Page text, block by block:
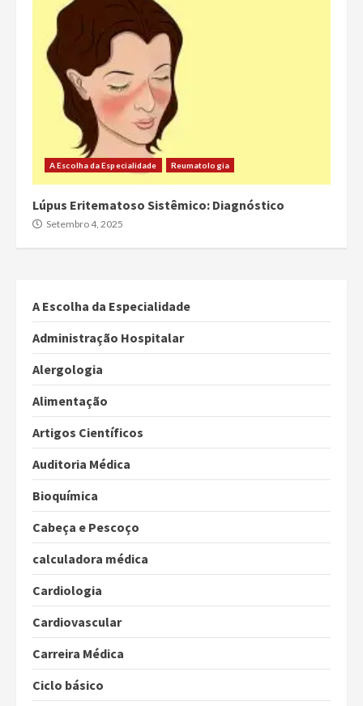
A Escolha da Especialidade Reumatologia
Lúpus Eritematoso Sistêmico: Diagnóstico
Setembro 4, 2025
A Escolha da Especialidade
Administração Hospitalar
Alergologia
Alimentação
Artigos Científicos
Auditoria Médica
Bioquímica
Cabeça e Pescoço
calculadora médica
Cardiologia
Cardiovascular
Carreira Médica
Ciclo básico